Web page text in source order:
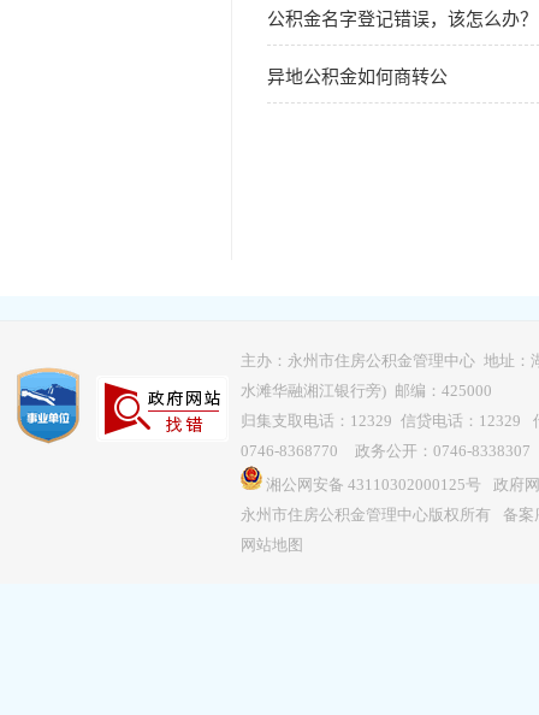
主办：永州市住房公积金管理中心 地址：
水滩华融湘江银行旁) 邮编：425000
归集支取电话：12329 信贷电话：12329
0746-8368770 政务公开：0746-8338307
湘公网安备 43110302000125号
政府
永州市住房公积金管理中心版权所有 备案
网站地图